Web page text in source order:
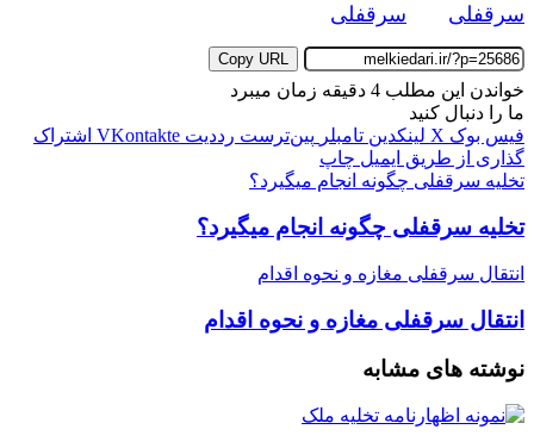
سرقفلی
سرقفلی
Copy URL
خواندن این مطلب 4 دقیقه زمان میبرد
ما را دنبال کنید
فیس بوک X لینکدین ‫تامبلر ‫پین‌ترست ‫رددیت ‫VKontakte اشتراک
گذاری از طریق ایمیل چاپ
تخلیه سرقفلی چگونه انجام میگیرد؟
تخلیه سرقفلی چگونه انجام میگیرد؟
انتقال سرقفلی مغازه و نحوه اقدام
انتقال سرقفلی مغازه و نحوه اقدام
نوشته های مشابه